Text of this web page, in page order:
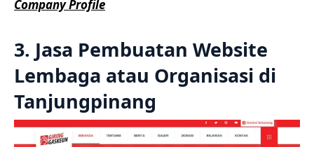
Company Profile
3. Jasa Pembuatan Website
Lembaga atau Organisasi di
Tanjungpinang